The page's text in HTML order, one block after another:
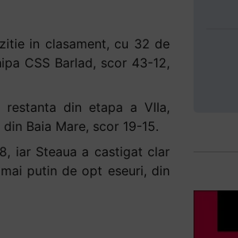
in clasament, cu 32 de
CSS Barlad, scor 43-12,
din etapa a VIIa,
Baia Mare, scor 19-15.
iar Steaua a castigat clar
putin de opt eseuri, din